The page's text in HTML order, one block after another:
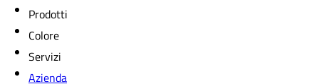
Prodotti
Colore
Servizi
Azienda